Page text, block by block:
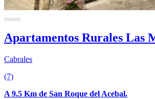
Apartamentos Rurales Las
Cabrales
(7)
A 9.5 Km de San Roque del Acebal.